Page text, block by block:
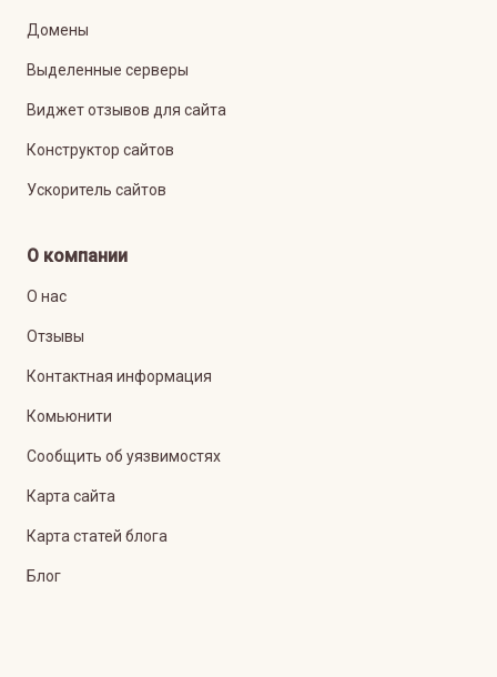
Домены
Выделенные серверы
Виджет отзывов для сайта
Конструктор сайтов
Ускоритель сайтов
О компании
О нас
Отзывы
Контактная информация
Комьюнити
Сообщить об уязвимостях
Карта сайта
Карта статей блога
Блог